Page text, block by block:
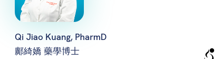
Qi Jiao Kuang, PharmD
鄺綺嬌 藥學博士